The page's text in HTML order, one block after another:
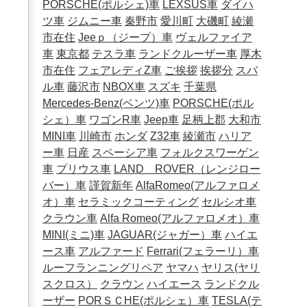
PORSCHE(ポルシェ)車 LEXSUS車 ダイハ
ツ車 ジムニー車 秦野市 愛川町 大磯町 綾瀬
市在住 Jeeｐ（ジープ）車 ヴェルファイア
車 東京都 テスラ車 ランドクルーザー車 厚木
市在住 フェアレディZ車 ご挨拶 挨拶分 スバ
ル車 藤沢市 NBOX車 スズキ 千葉県
Mercedes-Benz(ベンツ)車 PORSCHE(ポル
シェ）車 ワゴンR車 Jeep車 足柄上郡 大和市
MINI車 川崎市 ホンダ Z32車 綾瀬市 ハリア
ー車 日産 スペーシア車 フォルクスワーゲン
車 プリウス車 LAND ROVER（レンジロー
バー）車 謹賀新年 AlfaRomeo(アルファロメ
オ）車 セラミックコーティング セルシオ車
クラウン車 Alfa Romeo(アルファロメオ）車
MINI(ミニ)車 JAGUAR(ジャガー）車 ハイエ
ース車 アルファード Ferrari(フェラーリ）車
ルーフランニングリペア ヤマハ ヤリス(ヤリ
スクロス）
クラウン ハイエース ランドクル
ーザー PORＳＣHE(ポルシェ）車 TESLA(テ